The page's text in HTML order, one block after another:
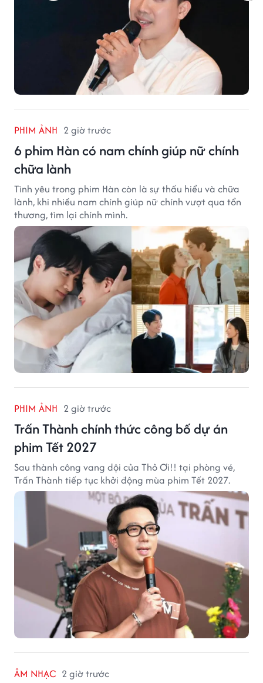
PHIM ẢNH 2 giờ trước
6 phim Hàn có nam chính giúp nữ chính
chữa lành
Tình yêu trong phim Hàn còn là sự thấu hiểu và chữa
lành, khi nhiều nam chính giúp nữ chính vượt qua tổn
thương, tìm lại chính mình.
PHIM ẢNH 2 giờ trước
Trấn Thành chính thức công bố dự án
phim Tết 2027
Sau thành công vang dội của Thỏ Ơi!! tại phòng vé,
Trấn Thành tiếp tục khởi động mùa phim Tết 2027.
ÂM NHẠC 2 giờ trước